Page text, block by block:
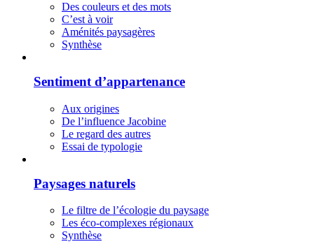
Des couleurs et des mots
C’est à voir
Aménités paysagères
Synthèse
Sentiment d’appartenance
Aux origines
De l’influence Jacobine
Le regard des autres
Essai de typologie
Paysages naturels
Le filtre de l’écologie du paysage
Les éco-complexes régionaux
Synthèse